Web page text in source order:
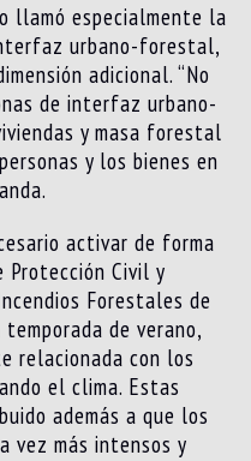
llamó especialmente la
urbano-forestal,
adicional. “No
de interfaz urbano-
y masa forestal
y los bienes en
activar de forma
Protección Civil y
Forestales de
de verano,
relacionada con los
el clima. Estas
además a que los
vez más intensos y